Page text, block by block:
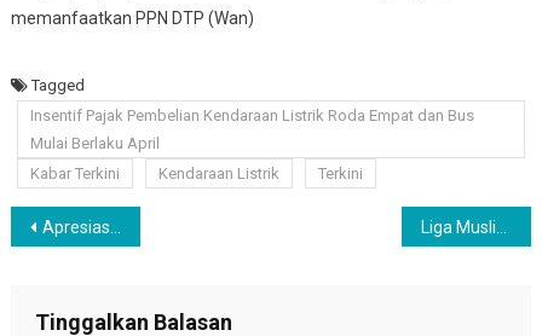
memanfaatkan PPN DTP (Wan)
Tagged
Insentif Pajak Pembelian Kendaraan Listrik Roda Empat dan Bus
Mulai Berlaku April
Kabar Terkini
Kendaraan Listrik Terkini
Navigasi
Apresiasi Deklarasi Koalisi Perubahan Untuk Persatuan, Relawan Pro Anies Sarankan Cawapres dari Internal Koalisi
Tinggalkan Balasan